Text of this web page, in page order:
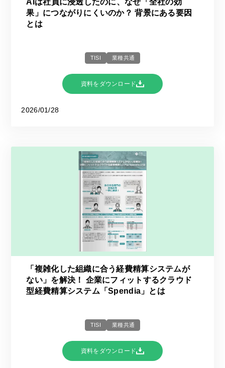
AIは社員に浸透したのに、なぜ「全社の効
果」につながりにくいのか？ 背景にある要因
とは
TISI 業種共通
資料をダウンロード
2026/01/28
「複雑化した組織に合う経費精算システムが
ない」を解決！ 企業にフィットするクラウド
型経費精算システム「Spendia」とは
TISI 業種共通
資料をダウンロード